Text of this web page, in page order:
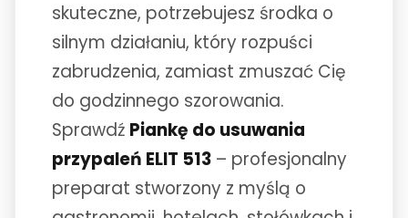
skuteczne, potrzebujesz środka o
silnym działaniu, który rozpuści
zabrudzenia, zamiast zmuszać Cię
do godzinnego szorowania.
Sprawdź Piankę do usuwania
przypaleń ELIT 513 – profesjonalny
preparat stworzony z myślą o